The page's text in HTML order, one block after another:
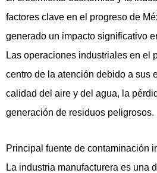
factores clave en el progreso de
generado un impacto significativo
Las operaciones industriales en el
centro de la atención debido a sus
calidad del aire y del agua, la
generación de residuos peligrosos.
Principal fuente de contaminación
La industria manufacturera es una